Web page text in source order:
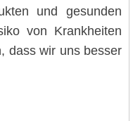
und gesunden
von Krankheiten
dass wir uns besser